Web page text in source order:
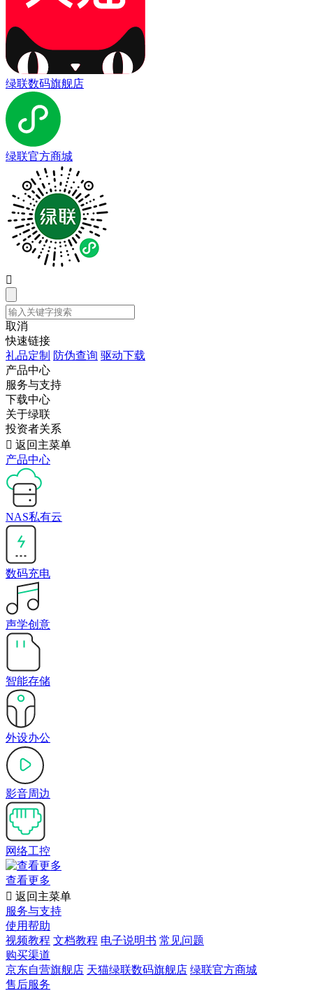
绿联数码旗舰店
绿联官方商城

取消
快速链接
礼品定制 防伪查询 驱动下载
产品中心
服务与支持
下载中心
关于绿联
投资者关系
 返回主菜单
产品中心
NAS私有云
数码充电
声学创意
智能存储
外设办公
影音周边
网络工控
查看更多
 返回主菜单
服务与支持
使用帮助
视频教程 文档教程 电子说明书 常见问题
购买渠道
京东自营旗舰店 天猫绿联数码旗舰店 绿联官方商城
售后服务